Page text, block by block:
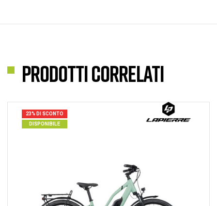
Prodotti correlati
23% DI SCONTO
DISPONIBILE